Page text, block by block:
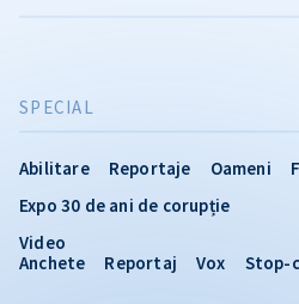
SPECIAL
Abilitare Reportaje Oameni
Expo 30 de ani de corupție
Video
Anchete
Reportaj Vox Stop-